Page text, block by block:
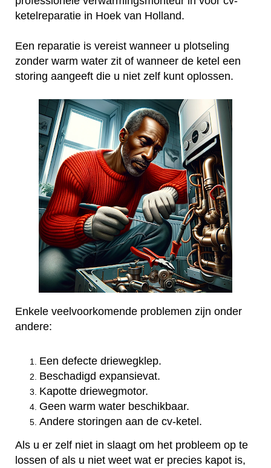
ketelreparatie in Hoek van Holland.
Een reparatie is vereist wanneer u plotseling
zonder warm water zit of wanneer de ketel een
storing aangeeft die u niet zelf kunt oplossen.
Enkele veelvoorkomende problemen zijn onder
andere:
Een defecte driewegklep.
Beschadigd expansievat.
Kapotte driewegmotor.
Geen warm water beschikbaar.
Andere storingen aan de cv-ketel.
Als u er zelf niet in slaagt om het probleem op te
lossen of als u niet weet wat er precies kapot is,